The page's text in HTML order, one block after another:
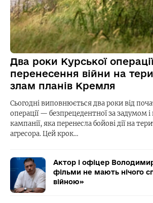
Два роки Курської
перенесення війни на
злам планів Кремля
Сьогодні виповнюється два роки від
операції — безпрецедентної за задумом
кампанії, яка перенесла бойові дії на
агресора. Цей крок…
Актор і офіцер
фільми не мають нічого
війною»